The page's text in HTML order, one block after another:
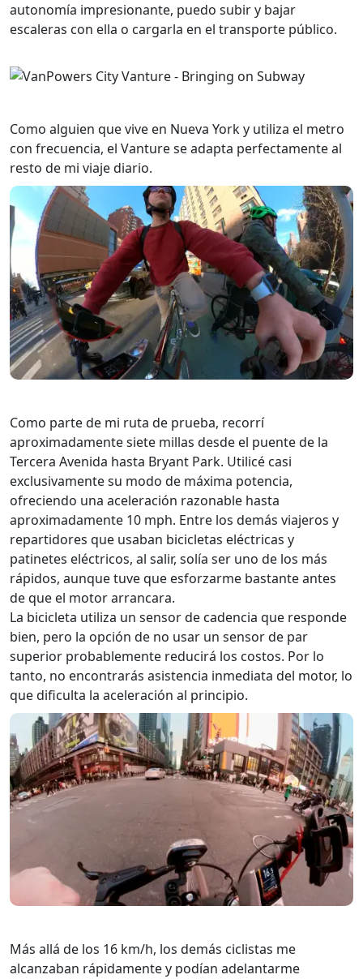
autonomía impresionante, puedo subir y bajar
escaleras con ella o cargarla en el transporte público.
Como alguien que vive en Nueva York y utiliza el metro
con frecuencia, el Vanture se adapta perfectamente al
resto de mi viaje diario.
Como parte de mi ruta de prueba, recorrí
aproximadamente siete millas desde el puente de la
Tercera Avenida hasta Bryant Park. Utilicé casi
exclusivamente su modo de máxima potencia,
ofreciendo una aceleración razonable hasta
aproximadamente 10 mph. Entre los demás viajeros y
repartidores que usaban bicicletas eléctricas y
patinetes eléctricos, al salir, solía ser uno de los más
rápidos, aunque tuve que esforzarme bastante antes
de que el motor arrancara.
La bicicleta utiliza un sensor de cadencia que responde
bien, pero la opción de no usar un sensor de par
superior probablemente reducirá los costos. Por lo
tanto, no encontrarás asistencia inmediata del motor, lo
que dificulta la aceleración al principio.
Más allá de los 16 km/h, los demás ciclistas me
alcanzaban rápidamente y podían adelantarme